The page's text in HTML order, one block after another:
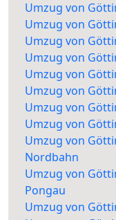
Umzug von
Umzug von
Umzug von
Umzug von
Umzug von
Umzug von
Umzug von
Umzug von
Umzug von
Nordbahn
Umzug von
Pongau
Umzug von